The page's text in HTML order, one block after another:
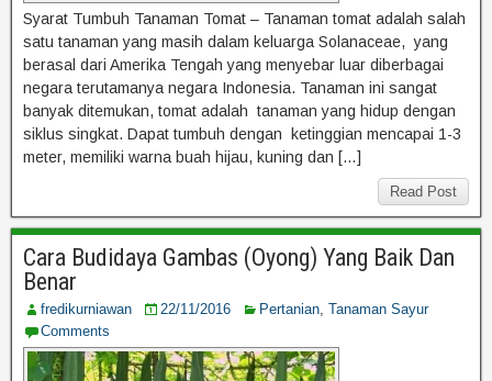
Syarat Tumbuh Tanaman Tomat – Tanaman tomat adalah salah
satu tanaman yang masih dalam keluarga Solanaceae, yang
berasal dari Amerika Tengah yang menyebar luar diberbagai
negara terutamanya negara Indonesia. Tanaman ini sangat
banyak ditemukan, tomat adalah tanaman yang hidup dengan
siklus singkat. Dapat tumbuh dengan ketinggian mencapai 1-3
meter, memiliki warna buah hijau, kuning dan […]
Read Post
Cara Budidaya Gambas (Oyong) Yang Baik Dan
Benar
fredikurniawan 22/11/2016 Pertanian, Tanaman Sayur
Comments